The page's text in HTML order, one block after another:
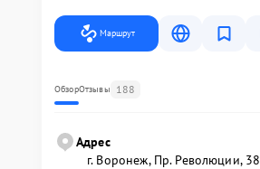
Маршрут
ОбзорОтзывы 188
Адрес
г. Воронеж, Пр. Революции, 38